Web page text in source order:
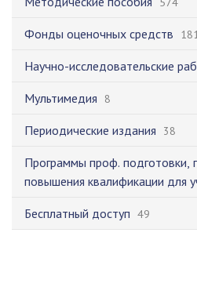
Фонды оценочных средств
Научно-исследовательские
Мультимедия 8
Периодические издания 38
Программы проф. подготовки,
повышения квалификации для
Бесплатный доступ 49